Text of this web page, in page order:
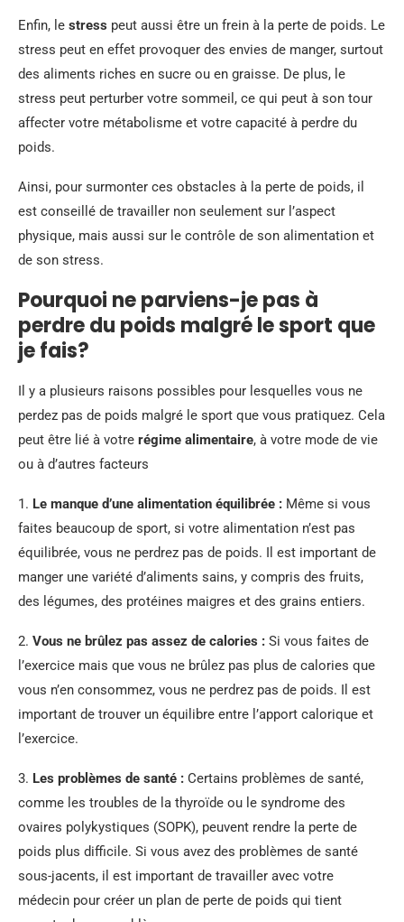
Enfin, le stress peut aussi être un frein à la perte de poids. Le
stress peut en effet provoquer des envies de manger, surtout
des aliments riches en sucre ou en graisse. De plus, le
stress peut perturber votre sommeil, ce qui peut à son tour
affecter votre métabolisme et votre capacité à perdre du
poids.
Ainsi, pour surmonter ces obstacles à la perte de poids, il
est conseillé de travailler non seulement sur l’aspect
physique, mais aussi sur le contrôle de son alimentation et
de son stress.
Pourquoi ne parviens-je pas à
perdre du poids malgré le sport que
je fais?
Il y a plusieurs raisons possibles pour lesquelles vous ne
perdez pas de poids malgré le sport que vous pratiquez. Cela
peut être lié à votre régime alimentaire, à votre mode de vie
ou à d’autres facteurs
1. Le manque d’une alimentation équilibrée : Même si vous
faites beaucoup de sport, si votre alimentation n’est pas
équilibrée, vous ne perdrez pas de poids. Il est important de
manger une variété d’aliments sains, y compris des fruits,
des légumes, des protéines maigres et des grains entiers.
2. Vous ne brûlez pas assez de calories : Si vous faites de
l’exercice mais que vous ne brûlez pas plus de calories que
vous n’en consommez, vous ne perdrez pas de poids. Il est
important de trouver un équilibre entre l’apport calorique et
l’exercice.
3. Les problèmes de santé : Certains problèmes de santé,
comme les troubles de la thyroïde ou le syndrome des
ovaires polykystiques (SOPK), peuvent rendre la perte de
poids plus difficile. Si vous avez des problèmes de santé
sous-jacents, il est important de travailler avec votre
médecin pour créer un plan de perte de poids qui tient